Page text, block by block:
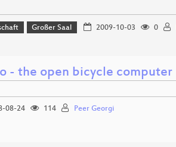
Großer Saal 2009-10-03 0
- the open bicycle computer
08-24 114 Peer Georgi